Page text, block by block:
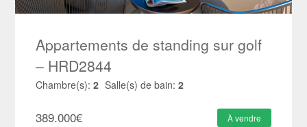
Appartements de standing sur golf
– HRD2844
Chambre(s): 2 Salle(s) de bain: 2
389.000€ À vendre